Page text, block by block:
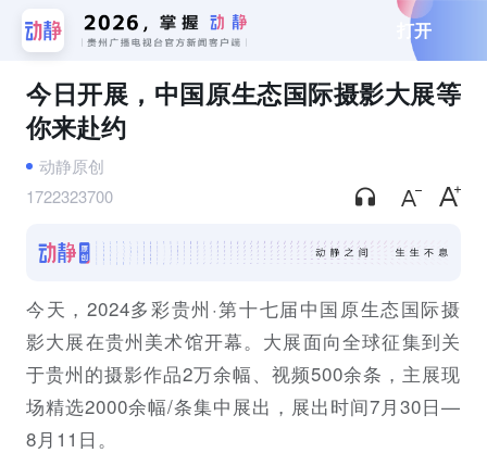
打开
今日开展，中国原生态国际摄影大展等
你来赴约
动静原创
1722323700
今天，2024多彩贵州·第十七届中国原生态国际摄
影大展在贵州美术馆开幕。大展面向全球征集到关
于贵州的摄影作品2万余幅、视频500余条，主展现
场精选2000余幅/条集中展出，展出时间7月30日—
8月11日。